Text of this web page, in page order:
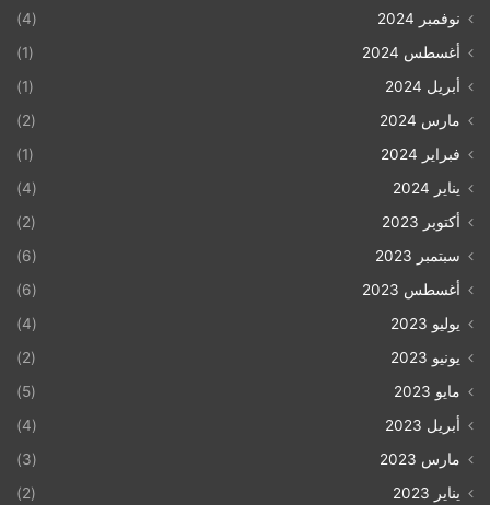
نوفمبر 2024
(4)
أغسطس 2024
(1)
أبريل 2024
(1)
مارس 2024
(2)
فبراير 2024
(1)
يناير 2024
(4)
أكتوبر 2023
(2)
سبتمبر 2023
(6)
أغسطس 2023
(6)
يوليو 2023
(4)
يونيو 2023
(2)
مايو 2023
(5)
أبريل 2023
(4)
مارس 2023
(3)
يناير 2023
(2)